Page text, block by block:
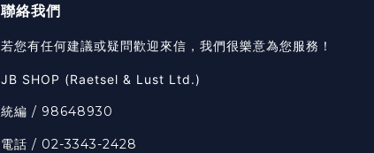
聯絡我們
若您有任何建議或疑問歡迎來信，我們很樂意為您服務！
JB SHOP (Raetsel & Lust Ltd.)
統編 / 98648930
電話 / 02-3343-2428